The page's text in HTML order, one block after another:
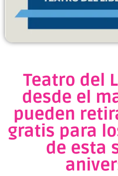
Teatro del
desde el
pueden
gratis para
de esta